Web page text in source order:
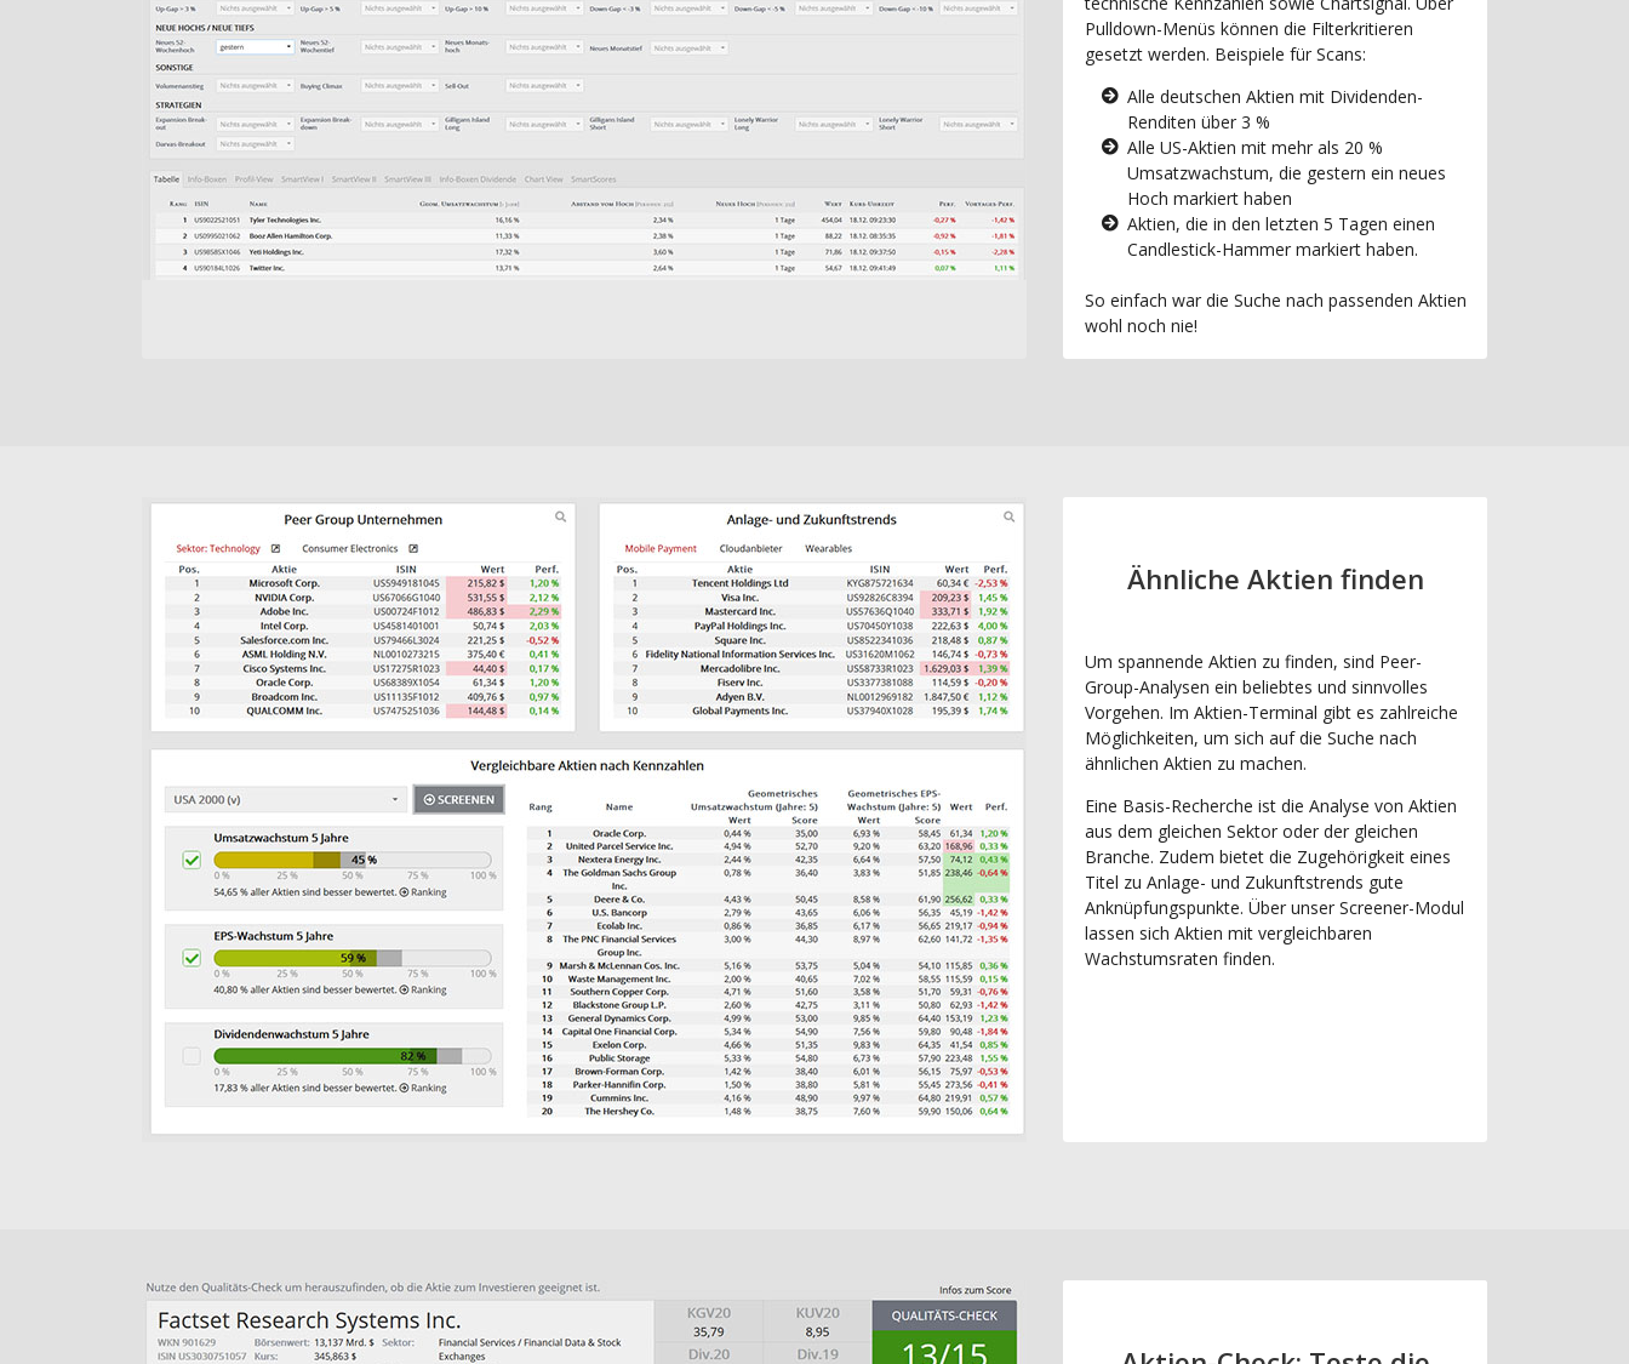
Pulldown-Menüs können die Filterkritieren
gesetzt werden. Beispiele für Scans:
Alle deutschen Aktien mit Dividenden-
Renditen über 3 %
Alle US-Aktien mit mehr als 20 %
Umsatzwachstum, die gestern ein neues
Hoch markiert haben
Aktien, die in den letzten 5 Tagen einen
Candlestick-Hammer markiert haben.
So einfach war die Suche nach passenden Aktien
wohl noch nie!
Ähnliche Aktien finden
Um spannende Aktien zu finden, sind Peer-
Group-Analysen ein beliebtes und sinnvolles
Vorgehen. Im Aktien-Terminal gibt es zahlreiche
Möglichkeiten, um sich auf die Suche nach
ähnlichen Aktien zu machen.
Eine Basis-Recherche ist die Analyse von Aktien
aus dem gleichen Sektor oder der gleichen
Branche. Zudem bietet die Zugehörigkeit eines
Titel zu Anlage- und Zukunftstrends gute
Anknüpfungspunkte. Über unser Screener-Modul
lassen sich Aktien mit vergleichbaren
Wachstumsraten finden.